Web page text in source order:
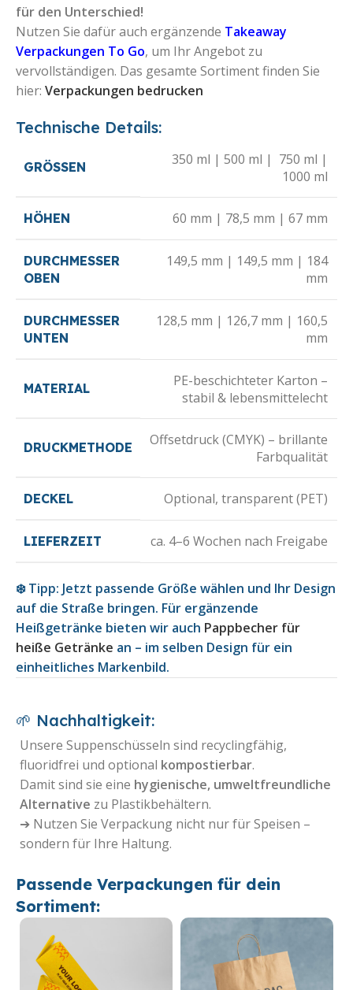
für den Unterschied!
Nutzen Sie dafür auch ergänzende Takeaway
Verpackungen To Go, um Ihr Angebot zu
vervollständigen. Das gesamte Sortiment finden Sie
hier: Verpackungen bedrucken
Technische Details:
GRÖSSEN
350 ml | 500 ml | 750 ml |
1000 ml
HÖHEN 60 mm | 78,5 mm | 67 mm
DURCHMESSER
OBEN
149,5 mm | 149,5 mm | 184
mm
DURCHMESSER
UNTEN
128,5 mm | 126,7 mm | 160,5
mm
MATERIAL
PE-beschichteter Karton –
stabil & lebensmittelecht
DRUCKMETHODE
Offsetdruck (CMYK) – brillante
Farbqualität
DECKEL Optional, transparent (PET)
LIEFERZEIT ca. 4–6 Wochen nach Freigabe
❄️ Tipp: Jetzt passende Größe wählen und Ihr Design
auf die Straße bringen. Für ergänzende
Heißgetränke bieten wir auch Pappbecher für
heiße Getränke an – im selben Design für ein
einheitliches Markenbild.
🌱 Nachhaltigkeit:
Unsere Suppenschüsseln sind recyclingfähig,
fluoridfrei und optional kompostierbar.
Damit sind sie eine hygienische, umweltfreundliche
Alternative zu Plastikbehältern.
➔ Nutzen Sie Verpackung nicht nur für Speisen –
sondern für Ihre Haltung.
Passende Verpackungen für dein
Sortiment: